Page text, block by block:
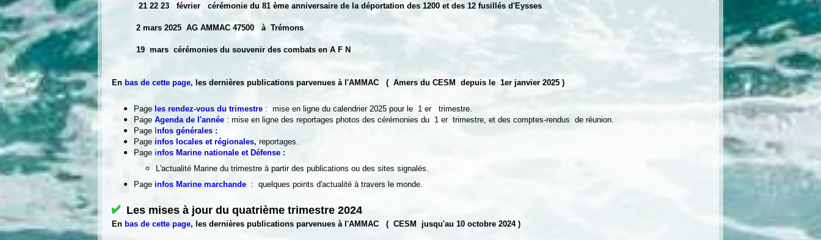
21 22 23 février cérémonie du 81 ème anniversaire de la déportation des 1200 et des 12 fusillés d'Eysses
2 mars 2025 AG AMMAC 47500 à Trémons
19 mars cérémonies du souvenir des combats en A F N
En bas de cette page, les dernières publications parvenues à l'AMMAC ( Amers du CESM depuis le 1er janvier 2025 )
Page les rendez-vous du trimestre : mise en ligne du calendrier 2025 pour le 1 er trimestre.
Page Agenda de l'année : mise en ligne des reportages photos des cérémonies du 1 er trimestre, et des comptes-rendus de réunion.
Page Infos générales :
Page infos locales et régionales, reportages.
Page infos Marine nationale et Défense :
L'actualité Marine du trimestre à partir des publications ou des sites signalés.
Page infos Marine marchande : quelques points d'actualité à travers le monde.
Les mises à jour du quatrième trimestre 2024
En bas de cette page, les dernières publications parvenues à l'AMMAC ( CESM jusqu'au 10 octobre 2024 )